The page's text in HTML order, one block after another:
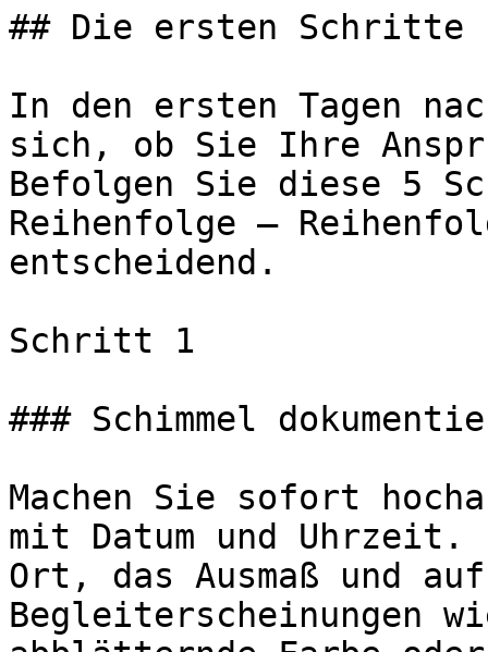
## Die ersten Schritte
In den ersten Tagen
sich, ob Sie Ihre
Befolgen Sie diese 5
Reihenfolge —
entscheidend.
Schritt 1
### Schimmel
Machen Sie sofort
mit Datum und Uhrzeit.
Ort, das Ausmaß und
Begleiterscheinungen